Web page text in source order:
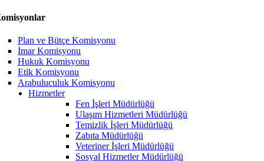
Plan ve Bütçe Komisyonu
İmar Komisyonu
Hukuk Komisyonu
Etik Komisyonu
Arabuluculuk Komisyonu
Hizmetler
Fen İşleri Müdürlüğü
Ulaşım Hizmetleri Müdürlüğü
Temizlik İşleri Müdürlüğü
Zabıta Müdürlüğü
Veteriner İşleri Müdürlüğü
Sosyal Hizmetler Müdürlüğü